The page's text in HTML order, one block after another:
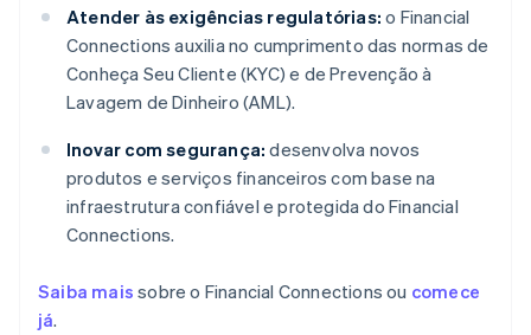
Atender às exigências regulatórias: o Financial
Connections auxilia no cumprimento das normas de
Conheça Seu Cliente (KYC) e de Prevenção à
Lavagem de Dinheiro (AML).
Inovar com segurança: desenvolva novos
produtos e serviços financeiros com base na
infraestrutura confiável e protegida do Financial
Connections.
Saiba mais sobre o Financial Connections ou comece
já.